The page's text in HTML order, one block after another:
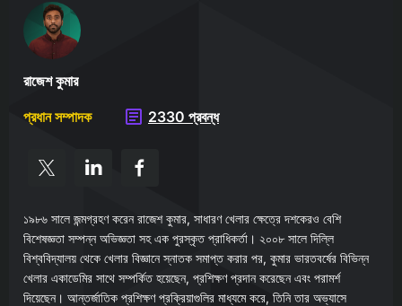
রাজেশ কুমার
প্রধান সম্পাদক
2330 প্রবন্ধ
১৯৮৬ সালে জন্মগ্রহণ করেন রাজেশ কুমার, সাধারণ খেলার ক্ষেত্রে দশকেরও বেশি
বিশেষজ্ঞতা সম্পন্ন অভিজ্ঞতা সহ এক পুরস্কৃত প্রাধিকর্তা। ২০০৮ সালে দিল্লি
বিশ্ববিদ্যালয় থেকে খেলার বিজ্ঞানে স্নাতক সমাপ্ত করার পর, কুমার ভারতবর্ষের বিভিন্ন
খেলার একাডেমির সাথে সম্পর্কিত হয়েছেন, প্রশিক্ষণ প্রদান করেছেন এবং পরামর্শ
দিয়েছেন। আন্তর্জাতিক প্রশিক্ষণ প্রক্রিয়াগুলির মাধ্যমে করে, তিনি তার অভ্যাসে